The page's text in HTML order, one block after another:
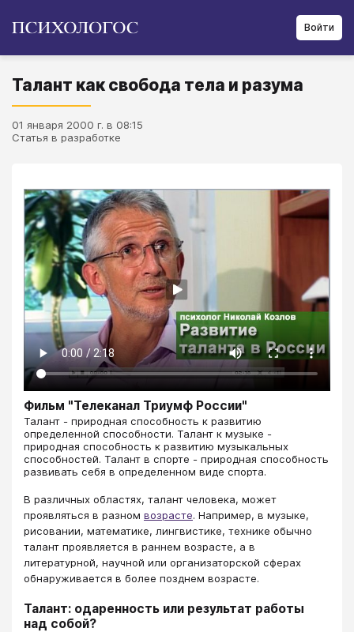
Войти
Талант как свобода тела и разума
01 января 2000 г. в 08:15
Статья в разработке
Фильм "Телеканал Триумф России"
​​​​​​​​​​​​​​Талант - природная способность к развитию
определенной способности. Талант к музыке -
природная способность к развитию музыкальных
способностей. Талант в спорте - природная способность
развивать себя в определенном виде спорта.
В различных областях, талант человека, может
проявляться в разном возрасте. Например, в музыке,
рисовании, математике, лингвистике, технике обычно
талант проявляется в раннем возрасте, а в
литературной, научной или организаторской сферах
обнаруживается в более позднем возрасте.
Талант: одаренность или результат работы
над собой?